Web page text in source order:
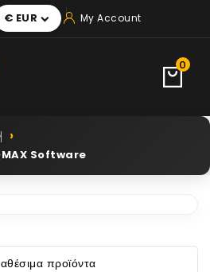
€ EUR  My Account
0
Software
προϊόντα